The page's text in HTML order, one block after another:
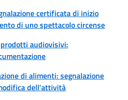
certificata di inizio
di uno spettacolo circense
audiovisivi:
di alimenti: segnalazione
dell'attività